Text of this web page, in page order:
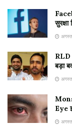
RLD
बड़ा
Eye